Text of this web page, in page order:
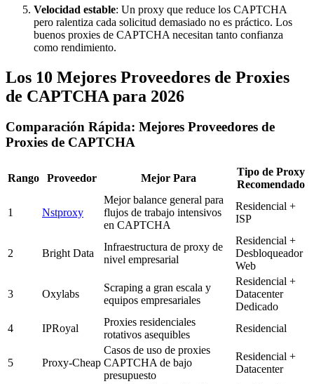
Velocidad estable: Un proxy que reduce los CAPTCHA
pero ralentiza cada solicitud demasiado no es práctico. Los
buenos proxies de CAPTCHA necesitan tanto confianza
como rendimiento.
Los 10 Mejores Proveedores de Proxies
de CAPTCHA para 2026
Comparación Rápida: Mejores Proveedores de
Proxies de CAPTCHA
Rango Proveedor Mejor Para
Tipo de Proxy
Recomendado
1 Nstproxy
Mejor balance general para
flujos de trabajo intensivos
en CAPTCHA
Residencial +
ISP
2 Bright Data
Infraestructura de proxy de
nivel empresarial
Residencial +
Desbloqueador
Web
3 Oxylabs
Scraping a gran escala y
equipos empresariales
Residencial +
Datacenter
Dedicado
4
IPRoyal
Proxies residenciales
rotativos asequibles
Residencial
5 Proxy-Cheap
Casos de uso de proxies
CAPTCHA de bajo
presupuesto
Residencial +
Datacenter